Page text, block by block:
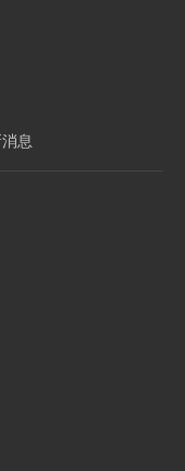
息